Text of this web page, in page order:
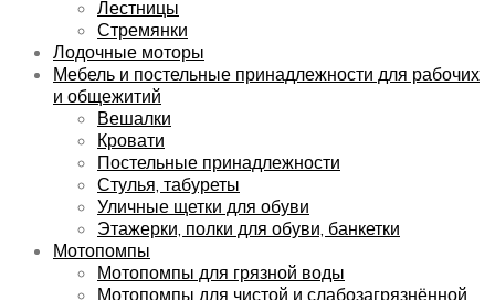
Лестницы
Стремянки
Лодочные моторы
Мебель и постельные принадлежности для рабочих
и общежитий
Вешалки
Кровати
Постельные принадлежности
Стулья, табуреты
Уличные щетки для обуви
Этажерки, полки для обуви, банкетки
Мотопомпы
Мотопомпы для грязной воды
Мотопомпы для чистой и слабозагрязнённой